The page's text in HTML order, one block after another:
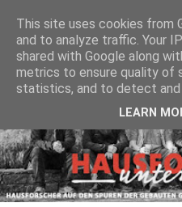
This site uses cookies from
and to analyze traffic. Your
shared with Google along
metrics to ensure quality of
statistics, and to detect and
LEARN